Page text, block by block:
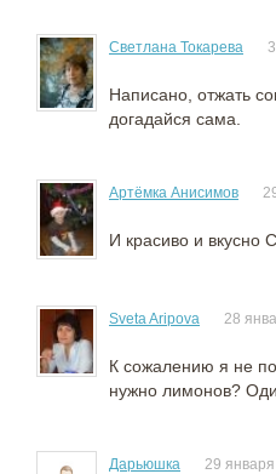
Cветлана Токарева
Написано, отжать
догадайся сама.
Артёмка Анисимов
И красиво и вкусно
Sveta Aripova 28
К сожалению я не
нужно лимонов?
Дарьюшка 29